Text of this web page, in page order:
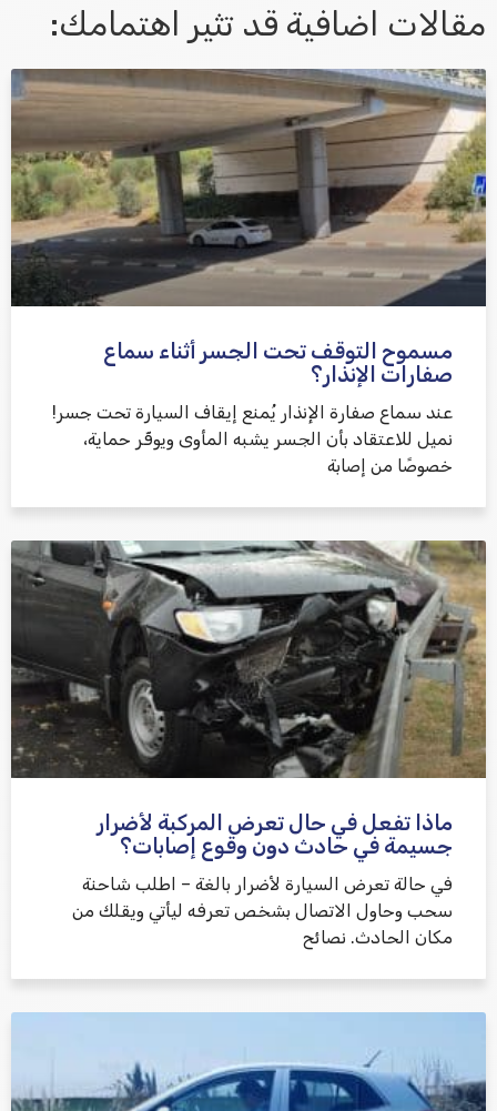
אני מאשר/ת קבלת דיוור במייל ושימוש בפרטים בהתאם
למדיניות הפרטיות
שלח משוב
مقالات اضافية قد تثير اهتمامك:
مسموح التوقف تحت الجسر أثناء سماع
صفارات الإنذار؟
عند سماع صفارة الإنذار يُمنع إيقاف السيارة تحت جسر!
نميل للاعتقاد بأن الجسر يشبه المأوى ويوفّر حماية،
خصوصًا من إصابة
ماذا تفعل في حال تعرض المركبة لأضرار
جسيمة في حادث دون وقوع إصابات؟
في حالة تعرض السيارة لأضرار بالغة – اطلب شاحنة
سحب وحاول الاتصال بشخص تعرفه ليأتي ويقلك من
مكان الحادث. نصائح